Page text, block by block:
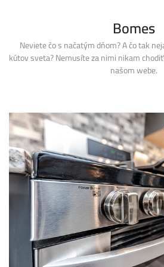
Bomes
Neviete čo s načatým dňom? A čo tak
kútov sveta? Nemusíte za nimi nikam
našom webe.